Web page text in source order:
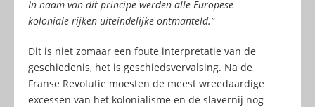
In naam van dit principe werden alle Europese
koloniale rijken uiteindelijke ontmanteld.”
Dit is niet zomaar een foute interpretatie van de
geschiedenis, het is geschiedsvervalsing. Na de
Franse Revolutie moesten de meest wreedaardige
excessen van het kolonialisme en de slavernij nog